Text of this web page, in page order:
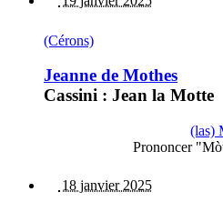
(Cérons)
Jeanne de Mothes
Cassini : Jean la Motte
(las)
Prononcer
18 janvier 2025